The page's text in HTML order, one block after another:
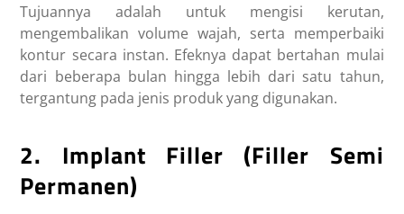
Tujuannya adalah untuk mengisi kerutan,
mengembalikan volume wajah, serta memperbaiki
kontur secara instan. Efeknya dapat bertahan mulai
dari beberapa bulan hingga lebih dari satu tahun,
tergantung pada jenis produk yang digunakan.
2. Implant Filler (Filler Semi
Permanen)